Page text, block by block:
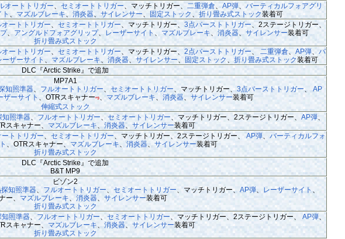
オートトリガー、 セミオートトリガー、マッチトリガー、 二重弾倉、AP弾、バーティカルフォアグリ
、 マズルブレーキ、 消炎器、サイレンサー、 固定ストック 、折り畳み式ストック装着可
オートトリガー、 セミオートトリガー、マッチトリガー、 3点バーストトリガー、2ステージトリガー、
、 アングルドフォアグリップ、 レーザーサイト 、 マズルブレーキ、 消炎器、 サイレンサー装着可
折り畳み式ストック
オートトリガー、 セミオートトリガー、マッチトリガー、 2点バーストトリガー、 二重弾倉、 AP弾、 バ
ーザーサイト 、 マズルブレーキ、 消炎器、サイレンサー、 固定ストック 、折り畳み式ストック装着可
DLC『Arctic Strike』で追加
MP7A1
知照準器、フルオートトリガー、セミオートトリガー、マッチトリガー、 3点バーストトリガー、AP
ザーサイト 、OTRスキャナー*9、マズルブレーキ、 消炎器、 サイレンサー装着可
伸縮式ストック
知照準器、 フルオートトリガー、セミオートトリガー、マッチトリガー、2ステージトリガー、AP弾、
スキャナー、 マズルブレーキ、消炎器、サイレンサー装着可
ートトリガー、 セミオートトリガー、マッチトリガー、2ステージトリガー、AP弾、 バーティカルフォ
、OTRスキャナー、 マズルブレーキ、消炎器、 サイレンサー装着可
折り畳み式ストック
DLC『Arctic Strike』で追加
B&T MP9
ビゾン2
知照準器、 フルオートトリガー、 セミオートトリガー、マッチトリガー、 AP弾、 レーザーサイト、
ー、 マズルブレーキ、消炎器、サイレンサー装着可
折り畳み式ストック
知照準器、 フルオートトリガー、セミオートトリガー、マッチトリガー、2ステージトリガー、 AP弾、
スキャナー、 マズルブレーキ、消炎器、サイレンサー装着可
折り畳み式ストック